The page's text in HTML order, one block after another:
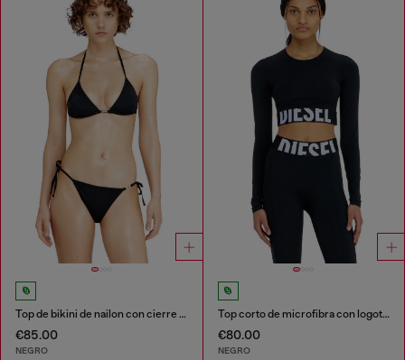
Top de bikini de nailon con cierre de lazo
€85.00
NEGRO
Top corto de microfibra con logotipo recortado
€80.00
NEGRO